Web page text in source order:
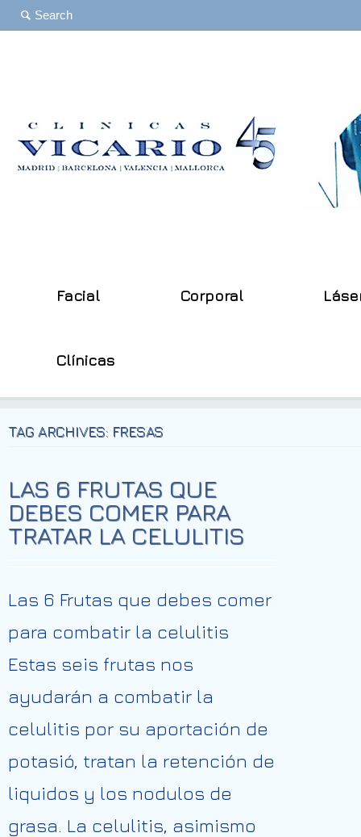
Facial Corporal
Clínicas
TAG ARCHIVES: FRESAS
LAS 6 FRUTAS QUE
DEBES COMER PARA
TRATAR LA CELULITIS
Las 6 Frutas que debes comer
para combatir la celulitis
Estas seis frutas nos
ayudarán a combatir la
celulitis por su aportación de
potasió, tratan la retención de
liquidos y los nodulos de
grasa. La celulitis, asimismo